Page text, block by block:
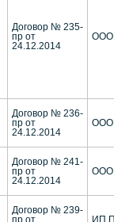
Договор № 235-
пр от
24.12.2014
ООО
Договор № 236-
пр от
24.12.2014
ООО
Договор № 241-
пр от
24.12.2014
ООО
Договор № 239-
пр от
ИП